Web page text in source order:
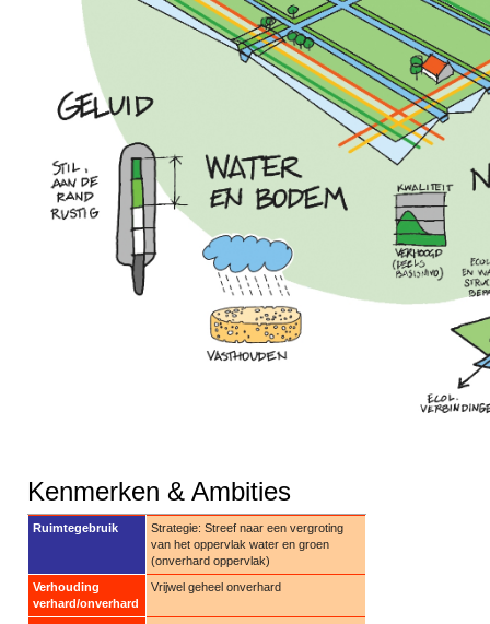
Kenmerken & Ambities
Ruimtegebruik
Strategie: Streef naar een vergroting
van het oppervlak water en groen
(onverhard oppervlak)
Verhouding
verhard/onverhard
Vrijwel geheel onverhard